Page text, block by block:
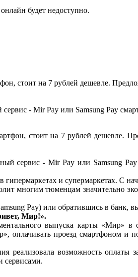
будет недоступно.
стоит на 7 рублей дешевле.
- Mir Pay или Samsung Pay
стоит на 7 рублей дешевле.
сервис - Mir Pay или Samsung
и супермаркетах. С
многим тюменцам значительно
Pay) или обратившись в банк,
Мир!».
выпуска карты «Мир»
оплачивать проезд смартфоном и
возможность оплаты
сервисами.